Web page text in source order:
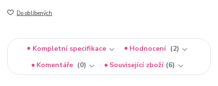
Do oblíbených
Kompletní specifikace Hodnocení
2
Komentáře
0 Související zboží 6